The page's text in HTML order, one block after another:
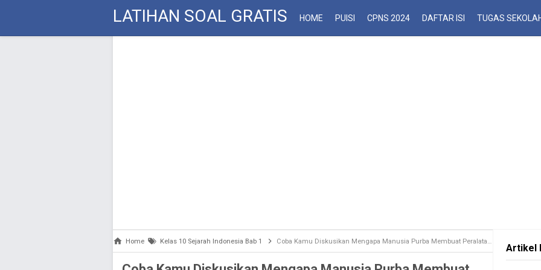
LATIHAN SOAL GRATIS HOME PUISI CPNS 2024 DAFTAR ISI TUGAS
Home Kelas 10 Sejarah Indonesia Bab 1 Coba Kamu Diskusikan Mengapa Manusia Purba Membuat Peralatan dari Bahan Batu, Kayu dan Tulang
Artikel